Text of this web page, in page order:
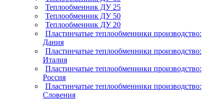
Теплообменник ДУ 25
Теплообменник ДУ 50
Теплообменник ДУ 20
Пластинчатые теплообменники производство:
Дания
Пластинчатые теплообменники производство:
Италия
Пластинчатые теплообменники производство:
Россия
Пластинчатые теплообменники производство:
Словения